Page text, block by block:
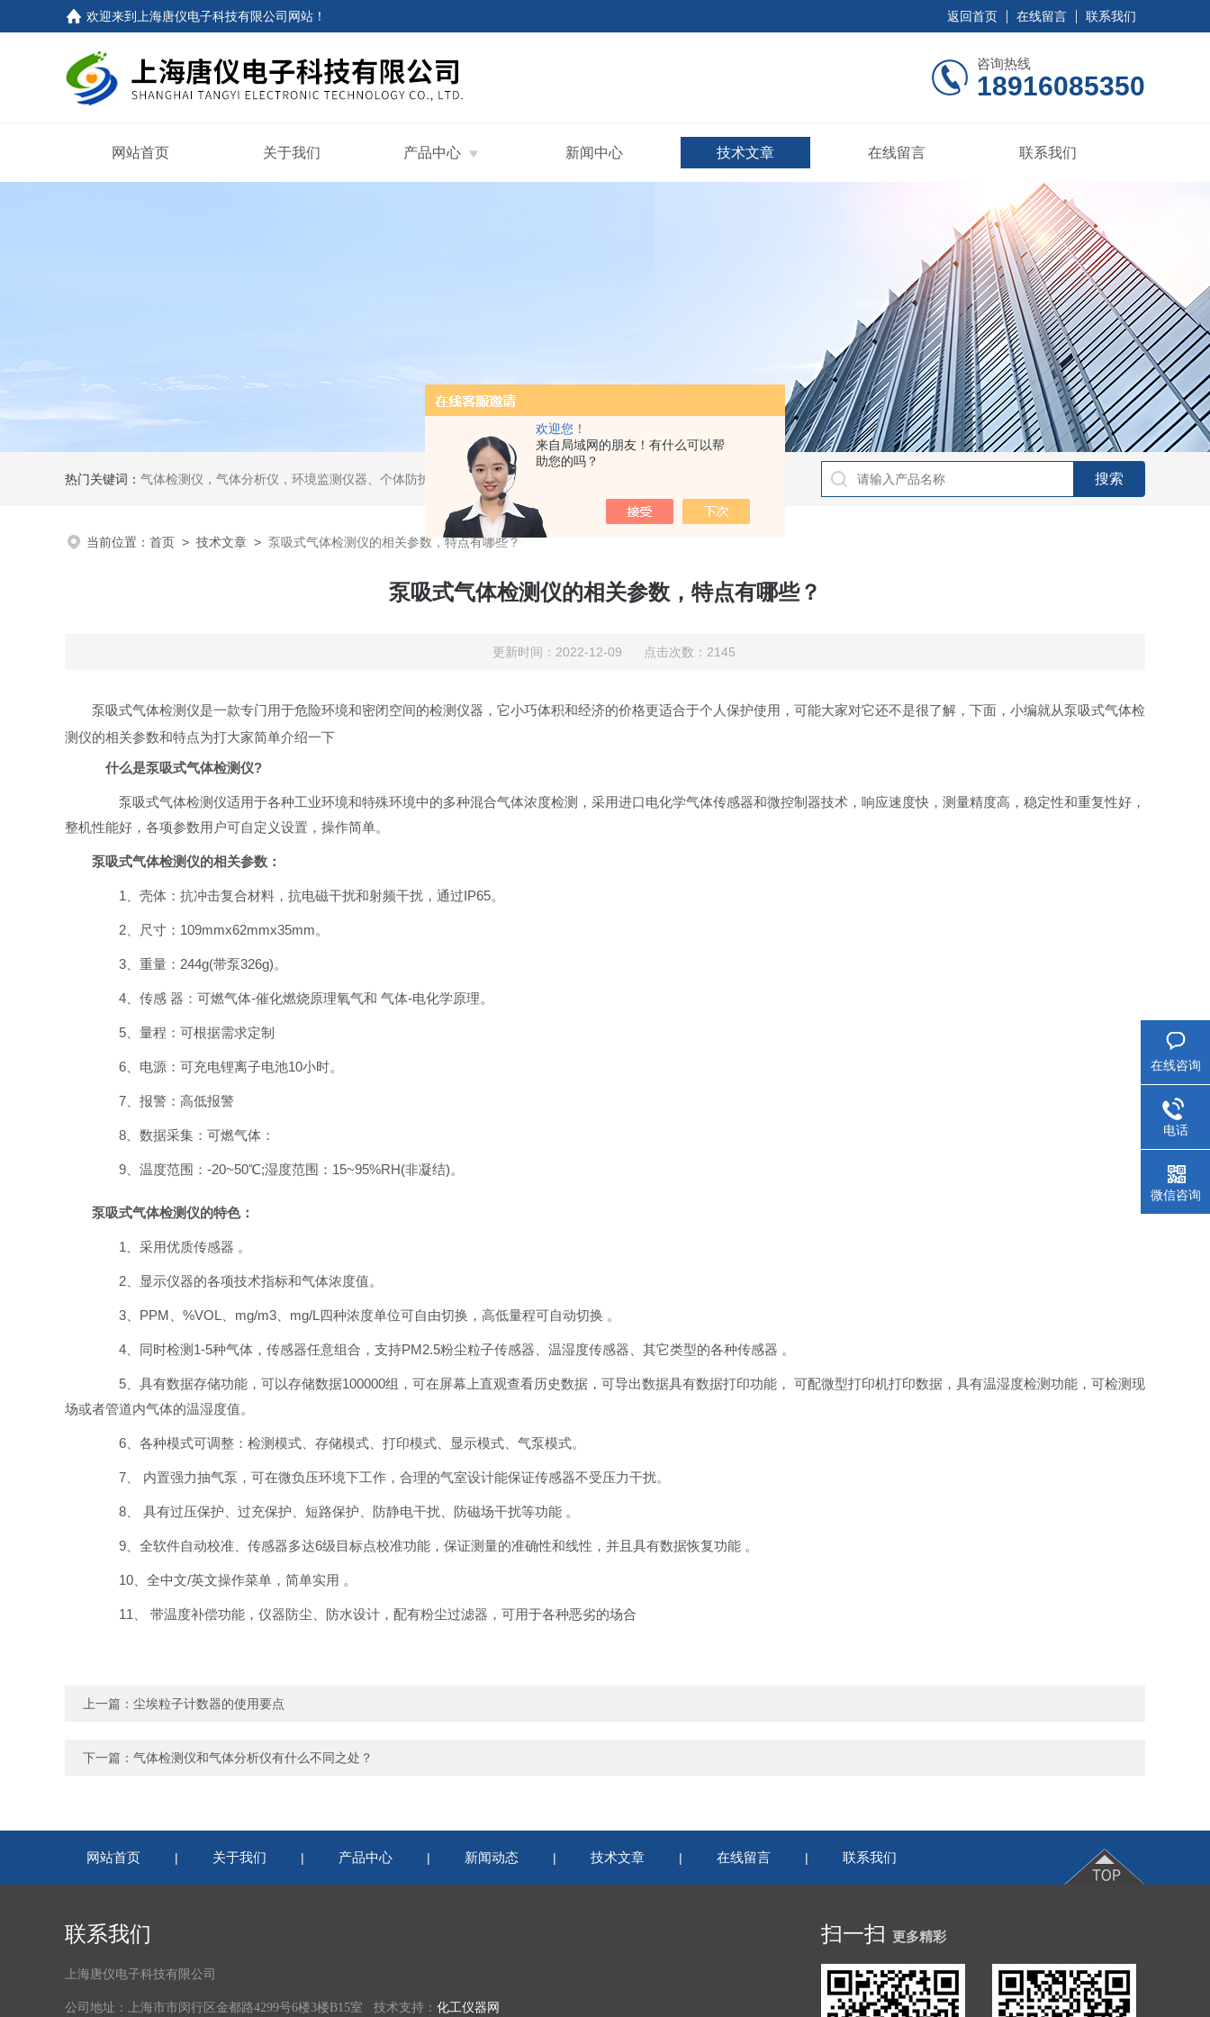
欢迎您！
来自局域网的朋友！有什么可以帮
助您的吗？
欢迎来到 上海唐仪电子科技有限公司网站 ！ 返回首页 在线留言 联系我们
咨询热线
18916085350
网站首页 关于我们 产品中心 新闻中心 技术文章 在线留言 联系我们
热门关键词： 气体检测仪，气体分析仪，环境监测仪器、个体防护用品及工业过程控制系统
当前位置： 首页 > 技术文章 > 泵吸式气体检测仪的相关参数，特点有哪些？
泵吸式气体检测仪的相关参数，特点有哪些？
更新时间：2022-12-09 点击次数：2145
泵吸式气体检测仪是一款专门用于危险环境和密闭空间的检测仪器，它小巧体积和经济的价格更适合于个人保护使用，可能大家对它还不是很了解，下面，小编就从泵吸式气体检
测仪的相关参数和特点为打大家简单介绍一下
什么是泵吸式气体检测仪?
泵吸式气体检测仪适用于各种工业环境和特殊环境中的多种混合气体浓度检测，采用进口电化学气体传感器和微控制器技术，响应速度快，测量精度高，稳定性和重复性好，
整机性能好，各项参数用户可自定义设置，操作简单。
泵吸式气体检测仪的相关参数：
1、壳体：抗冲击复合材料，抗电磁干扰和射频干扰，通过IP65。
2、尺寸：109mmx62mmx35mm。
3、重量：244g(带泵326g)。
4、传感 器：可燃气体-催化燃烧原理氧气和 气体-电化学原理。
5、量程：可根据需求定制
6、电源：可充电锂离子电池10小时。
7、报警：高低报警
8、数据采集：可燃气体：
9、温度范围：-20~50℃;湿度范围：15~95%RH(非凝结)。
泵吸式气体检测仪的特色：
1、采用优质传感器 。
2、显示仪器的各项技术指标和气体浓度值。
3、PPM、%VOL、mg/m3、mg/L四种浓度单位可自由切换，高低量程可自动切换 。
4、同时检测1-5种气体，传感器任意组合，支持PM2.5粉尘粒子传感器、温湿度传感器、其它类型的各种传感器 。
5、具有数据存储功能，可以存储数据100000组，可在屏幕上直观查看历史数据，可导出数据具有数据打印功能， 可配微型打印机打印数据，具有温湿度检测功能，可检测现
场或者管道内气体的温湿度值。
6、各种模式可调整：检测模式、存储模式、打印模式、显示模式、气泵模式。
7、 内置强力抽气泵，可在微负压环境下工作，合理的气室设计能保证传感器不受压力干扰。
8、 具有过压保护、过充保护、短路保护、防静电干扰、防磁场干扰等功能 。
9、全软件自动校准、传感器多达6级目标点校准功能，保证测量的准确性和线性，并且具有数据恢复功能 。
10、全中文/英文操作菜单，简单实用 。
11、 带温度补偿功能，仪器防尘、防水设计，配有粉尘过滤器，可用于各种恶劣的场合
上一篇： 尘埃粒子计数器的使用要点
下一篇： 气体检测仪和气体分析仪有什么不同之处？
网站首页 | 关于我们 | 产品中心 | 新闻动态 | 技术文章 | 在线留言 | 联系我们
联系我们
上海唐仪电子科技有限公司
公司地址：上海市市闵行区金都路4299号6楼3楼B15室 技术支持： 化工仪器网
扫一扫 更多精彩
在线咨询
电话
微信咨询